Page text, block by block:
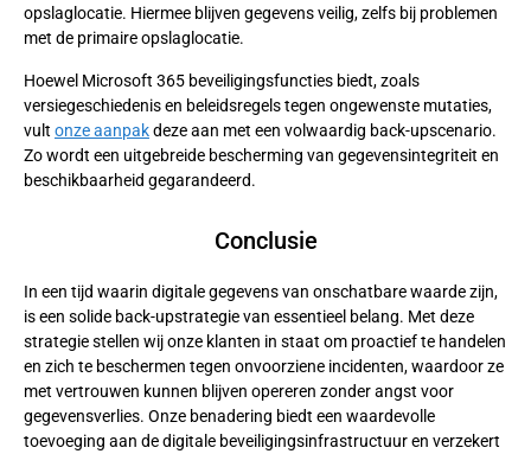
opslaglocatie. Hiermee blijven gegevens veilig, zelfs bij problemen
met de primaire opslaglocatie.
Hoewel Microsoft 365 beveiligingsfuncties biedt, zoals
versiegeschiedenis en beleidsregels tegen ongewenste mutaties,
vult onze aanpakdeze aan met een volwaardig back-upscenario.
Zo wordt een uitgebreide bescherming van gegevensintegriteit en
beschikbaarheid gegarandeerd.
Conclusie
In een tijd waarin digitale gegevens van onschatbare waarde zijn,
is een solide back-upstrategie van essentieel belang. Met deze
strategie stellen wij onze klanten in staat om proactief te handelen
en zich te beschermen tegen onvoorziene incidenten, waardoor ze
met vertrouwen kunnen blijven opereren zonder angst voor
gegevensverlies. Onze benadering biedt een waardevolle
toevoeging aan de digitale beveiligingsinfrastructuur en verzekert